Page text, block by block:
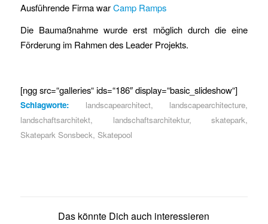
Ausführende Firma warCamp Ramps
Die Baumaßnahme wurde erst möglich durch die eine
Förderung im Rahmen des Leader Projekts.
[ngg src=“galleries“ ids=“186″ display=“basic_slideshow“]
Schlagworte: landscapearchitect, landscapearchitecture,
landschaftsarchitekt, landschaftsarchitektur,skatepark,
Skatepark Sonsbeck, Skatepool
Das könnte Dich auch interessieren